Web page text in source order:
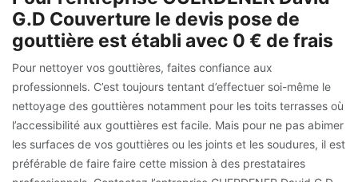
G.D Couverture le devis pose de
gouttière est établi avec 0 € de frais
Pour nettoyer vos gouttières, faites confiance aux
professionnels. C’est toujours tentant d’effectuer soi-même le
nettoyage des gouttières notamment pour les toits terrasses où
l’accessibilité aux gouttières est facile. Mais pour ne pas abimer
les surfaces de vos gouttières ou les joints et les soudures, il est
préférable de faire faire cette mission à des prestataires